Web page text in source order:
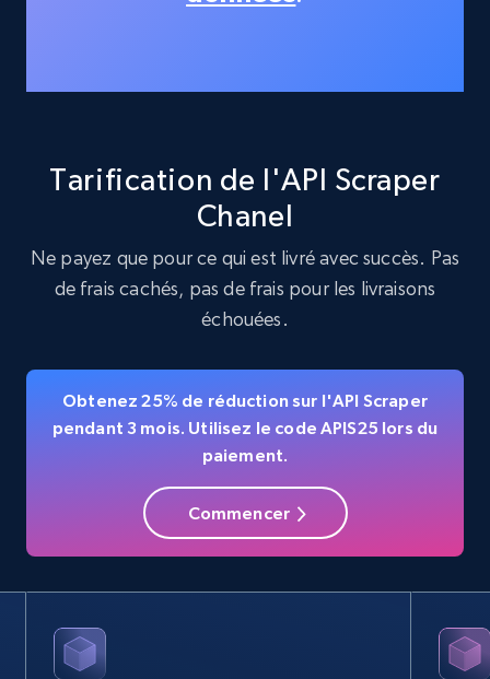
Tarification de l'API Scraper
Chanel
Ne payez que pour ce qui est livré avec succès. Pas
de frais cachés, pas de frais pour les livraisons
échouées.
Obtenez 25% de réduction sur l'API Scraper
pendant 3 mois. Utilisez le code APIS25 lors du
paiement.
Commencer